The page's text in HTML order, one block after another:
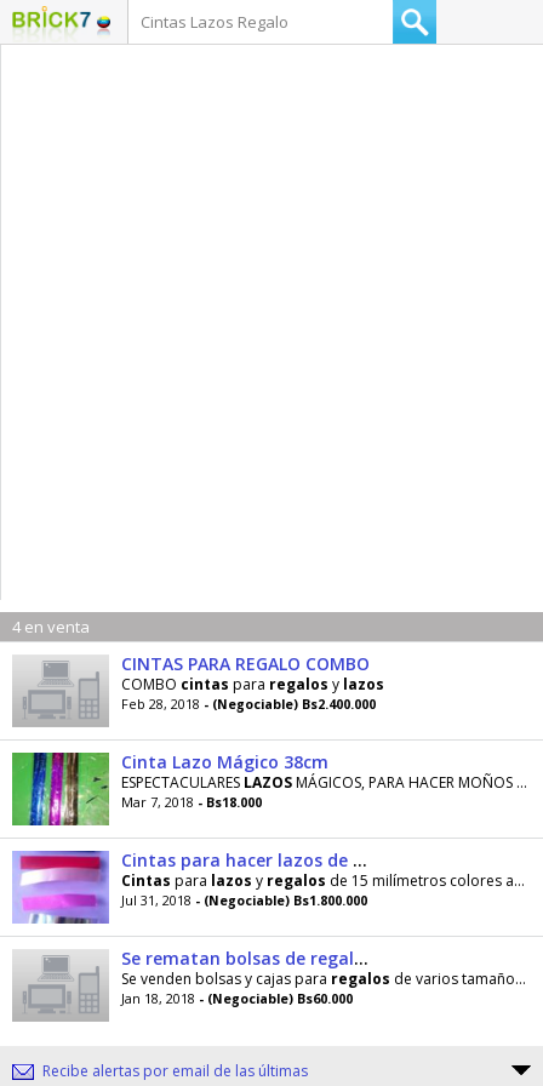
4 en venta
CINTAS PARA REGALO COMBO
COMBO cintas para regalos y lazos
Feb 28, 2018 - (Negociable) Bs2.400.000
Cinta Lazo Mágico 38cm
ESPECTACULARES LAZOSMÁGICOS, PARA HACER MOÑOS DE
Mar 7, 2018 - Bs18.000
Cintas para hacer lazos de 15 milímetros variedad de colores 92 yardas
Cintas para lazos y regalos de 15 milímetros colores amarillo. azul, rojo, vino tinto, dorada
Jul 31, 2018 - (Negociable) Bs1.800.000
Se rematan bolsas de regalo, lazos, etiquetas, tarjetas stickers, blondas para tortas, rollos de cintas
Se venden bolsas y cajas para regalos de varios tamaños y colores,
Jan 18, 2018 - (Negociable) Bs60.000
Recibe alertas por email de las últimas